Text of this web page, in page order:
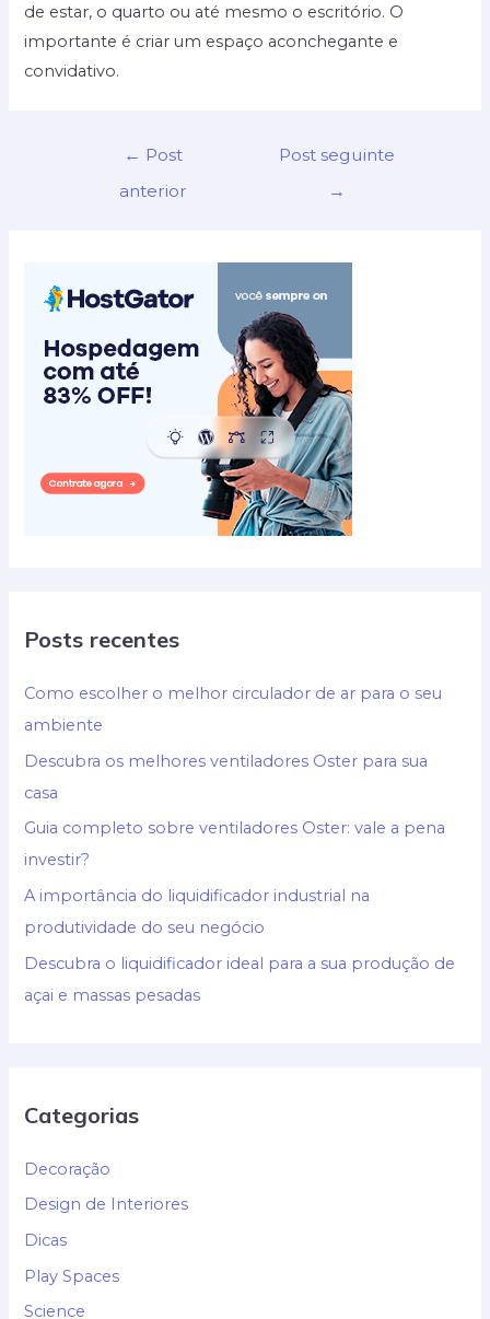
de estar, o quarto ou até mesmo o escritório. O
importante é criar um espaço aconchegante e
convidativo.
Navegação
← Post
anterior
Post seguinte
→
Posts recentes
Como escolher o melhor circulador de ar para o seu
ambiente
Descubra os melhores ventiladores Oster para sua
casa
Guia completo sobre ventiladores Oster: vale a pena
investir?
A importância do liquidificador industrial na
produtividade do seu negócio
Descubra o liquidificador ideal para a sua produção de
açai e massas pesadas
Categorias
Decoração
Design de Interiores
Dicas
Play Spaces
Science